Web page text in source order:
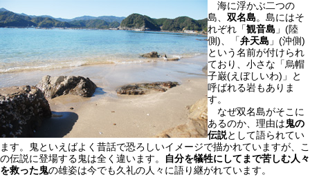
海に浮かぶ二つの
島、 双名島。島にはそ
れぞれ「 観音島 」(陸
側)、「 弁天島 」(沖側)
という名前が付けられ
ており、小さな「烏帽
子巌(えぼしいわ)」と
呼ばれる岩もありま
す。
なぜ双名島がそこに
あるのか、理由は 鬼の
伝説として語られてい
ます。鬼といえばよく昔話で恐ろしいイメージで描かれていますが、こ
の伝説に登場する鬼は全く違います。
自分を犠牲にしてまで苦しむ人々
を救った鬼の雄姿は今でも久礼の人々に語り継がれています。